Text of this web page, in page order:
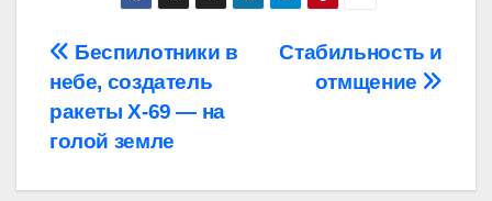
Навигация
по
записям
Стабильность и
отмщение
Беспилотники в
небе, создатель
ракеты Х-69 — на
голой земле